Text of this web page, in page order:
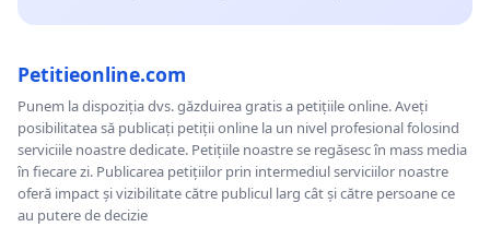
Petitieonline.com
Punem la dispoziția dvs. găzduirea gratis a petițiile online. Aveți
posibilitatea să publicați petiții online la un nivel profesional folosind
serviciile noastre dedicate. Petițiile noastre se regăsesc în mass media
în fiecare zi. Publicarea petițiilor prin intermediul serviciilor noastre
oferă impact și vizibilitate către publicul larg cât și către persoane ce
au putere de decizie